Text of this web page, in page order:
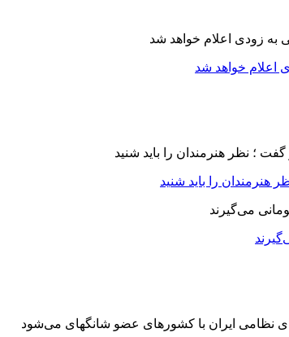
اعلام خواهد شد
هنرمندان را باید شنید